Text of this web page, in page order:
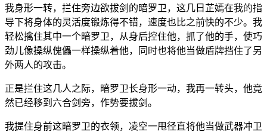
我身形一转，拦住旁边欲拔剑的暗罗卫，这几日芷嫣在我的指
导下将身体的灵活度锻炼得不错，速度也比之前快的不少。我
轻松擒住其中一个暗罗卫，从身后控住他，抓了他的手，使巧
劲儿像操纵傀儡一样操纵着他，同时也将他当做盾牌挡住了另
外两人的攻击。
正是拦住这几人之际，暗罗卫长身形一动，我再一转头，他竟
然已经移到六合剑旁，作势要拔剑。
我提住身前这暗罗卫的衣领，凌空一甩径直将他当做武器冲卫